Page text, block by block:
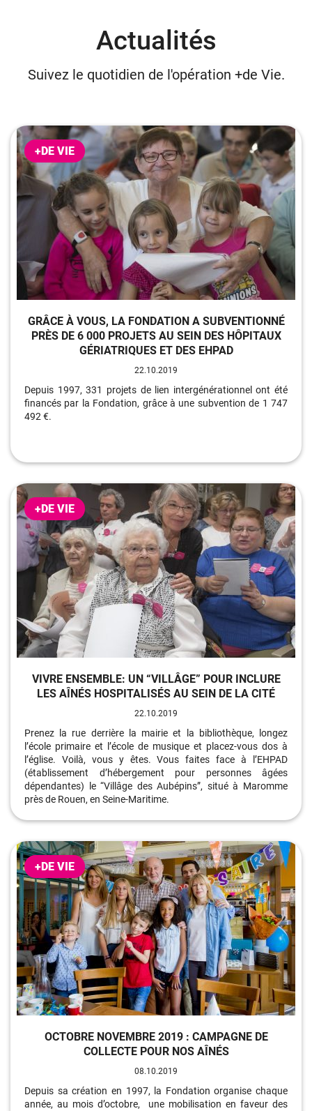
Actualités
Suivez le quotidien de l'opération +de Vie.
+DE VIE
GRÂCE À VOUS, LA FONDATION A SUBVENTIONNÉ
PRÈS DE 6 000 PROJETS AU SEIN DES HÔPITAUX
GÉRIATRIQUES ET DES EHPAD
22.10.2019
Depuis 1997, 331 projets de lien intergénérationnel ont été
financés par la Fondation, grâce à une subvention de 1 747
492 €.
+DE VIE
VIVRE ENSEMBLE: UN “VILLÂGE” POUR INCLURE
LES AÎNÉS HOSPITALISÉS AU SEIN DE LA CITÉ
22.10.2019
Prenez la rue derrière la mairie et la bibliothèque, longez
l’école primaire et l’école de musique et placez-vous dos à
l’église. Voilà, vous y êtes. Vous faites face à l’EHPAD
(établissement d’hébergement pour personnes âgées
dépendantes) le “Villâge des Aubépins”, situé à Maromme
près de Rouen, en Seine-Maritime.
+DE VIE
OCTOBRE NOVEMBRE 2019 : CAMPAGNE DE
COLLECTE POUR NOS AÎNÉS
08.10.2019
Depuis sa création en 1997, la Fondation organise chaque
année, au mois d’octobre, une mobilisation en faveur des